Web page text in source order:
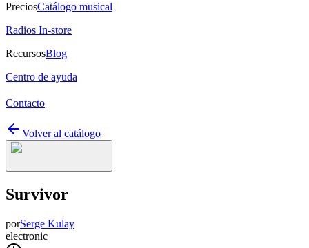
PreciosCatálogo musical
Radios In-store
RecursosBlog
Centro de ayuda
Contacto
Volver al catálogo
Survivor
porSerge Kulay
electronic